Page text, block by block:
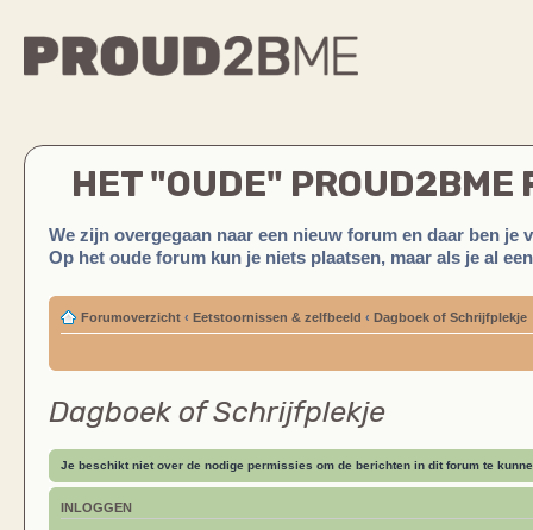
HET "OUDE" PROUD2BME
We zijn overgegaan naar een nieuw forum en daar ben je
Op het oude forum kun je niets plaatsen, maar als je al
Forumoverzicht ‹ Eetstoornissen & zelfbeeld ‹ Dagboek of Schrijfplekje
Dagboek of Schrijfplekje
Je beschikt niet over de nodige permissies om de berichten in dit forum te
INLOGGEN